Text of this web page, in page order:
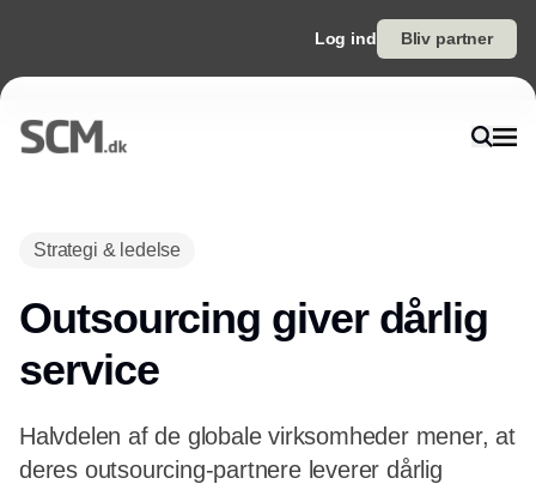
Log ind Bliv partner
Strategi & ledelse
Outsourcing giver dårlig
service
Halvdelen af de globale virksomheder mener, at
deres outsourcing-partnere leverer dårlig